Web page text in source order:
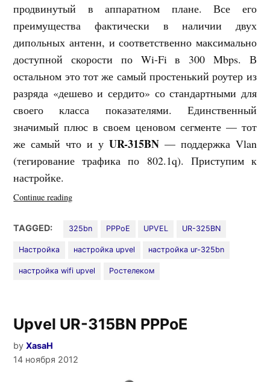
продвинутый в аппаратном плане. Все его
преимущества фактически в наличии двух
дипольных антенн, и соответственно максимально
доступной скорости по Wi-Fi в 300 Mbps. В
остальном это тот же самый простенький роутер из
разряда «дешево и сердито» со стандартными для
своего класса показателями. Единственный
значимый плюс в своем ценовом сегменте — тот
же самый что и у UR-315BN— поддержка Vlan
(тегирование трафика по 802.1q). Приступим к
настройке.
Continue reading«Upvel
325BN
TAGGED: 325bn PPPoE UPVEL UR-325BN
Настройка настройка upvel настройка ur-325bn
настройка wifi upvel Ростелеком
Upvel UR-315BN PPPoE
by XasaH
14 ноября 2012